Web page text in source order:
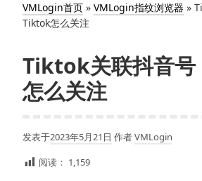
VMLogin首页 » VMLogin指纹浏览器 »
Tiktok怎么关注
Tiktok关联抖音
怎么关注
发表于2023年5月21日 作者VMLogin
阅读： 1,159